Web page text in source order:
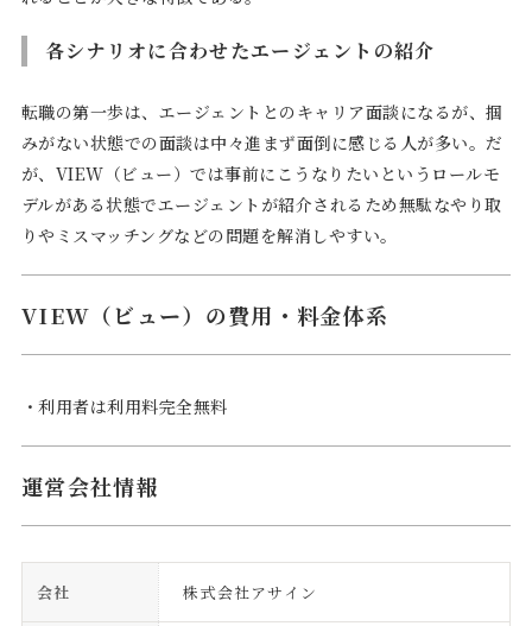
各シナリオに合わせたエージェントの紹介
転職の第一歩は、エージェントとのキャリア面談になるが、掴
みがない状態での面談は中々進まず面倒に感じる人が多い。だ
が、VIEW（ビュー）では事前にこうなりたいというロールモ
デルがある状態でエージェントが紹介されるため無駄なやり取
りやミスマッチングなどの問題を解消しやすい。
VIEW（ビュー）の費用・料金体系
・利用者は利用料完全無料
運営会社情報
会社 株式会社アサイン